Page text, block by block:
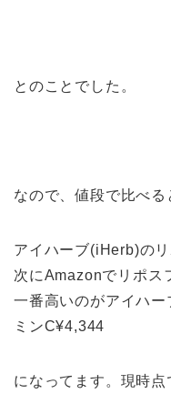
とのことでした。
なので、値段で比べる
アイハーブ(iHerb)の
次にAmazonでリポス
一番高いのがアイハ
ミンC¥4,344
になってます。現時点